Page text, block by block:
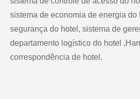
sistema de economia de energia do
segurança do hotel, sistema de
departamento logístico do hotel
correspondência de hotel.